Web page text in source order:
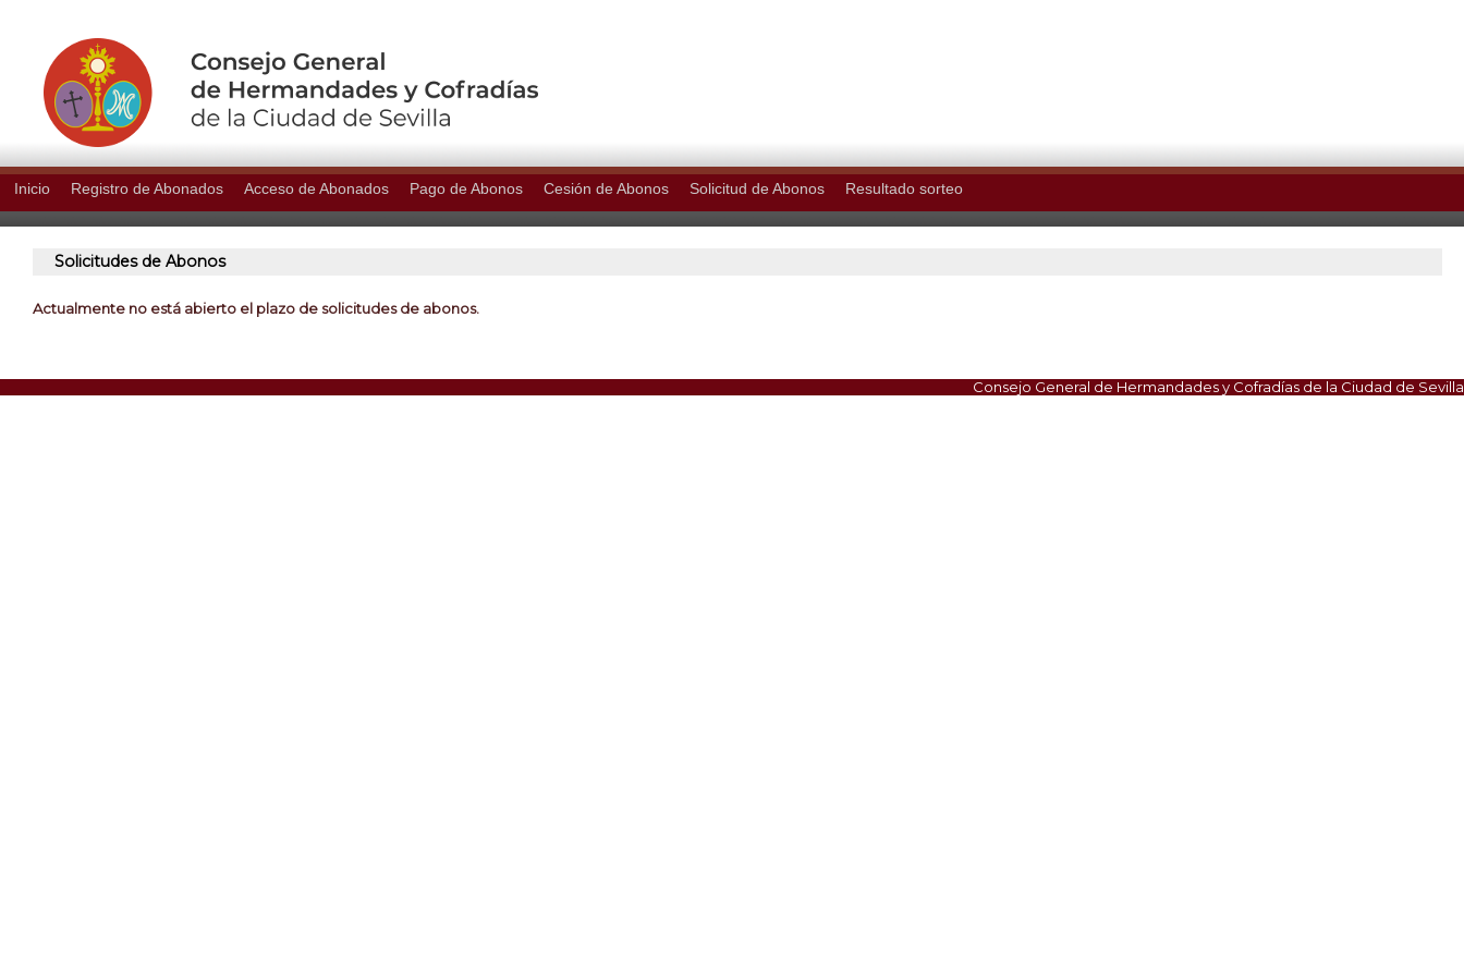
Inicio Registro de Abonados Acceso de Abonados Pago de Abonos Cesión de Abonos Solicitud de Abonos Resultado sorteo
Solicitudes de Abonos
Actualmente no está abierto el plazo de solicitudes de abonos.
Consejo General de Hermandades y Cofradías de la Ciudad de Sevilla